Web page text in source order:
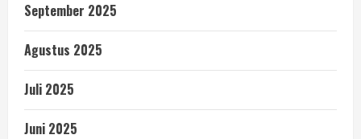
September 2025
Agustus 2025
Juli 2025
Juni 2025